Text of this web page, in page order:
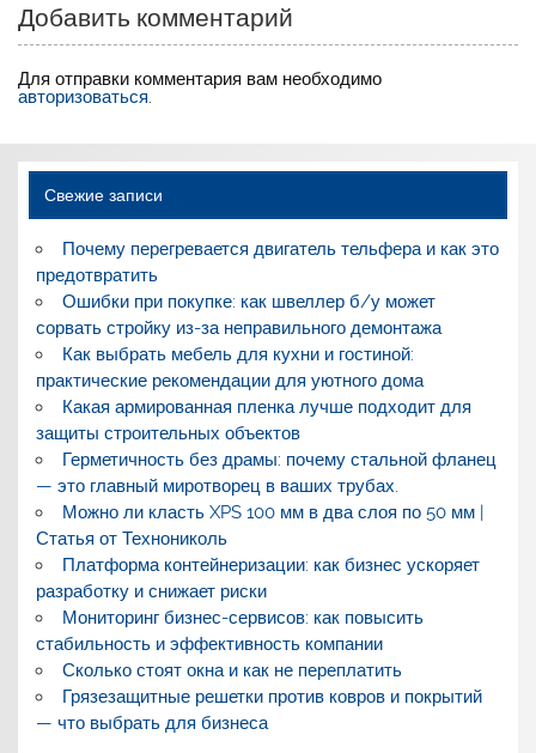
Добавить комментарий
Для отправки комментария вам необходимо
авторизоваться.
Свежие записи
Почему перегревается двигатель тельфера и как это
предотвратить
Ошибки при покупке: как швеллер б/у может
сорвать стройку из-за неправильного демонтажа
Как выбрать мебель для кухни и гостиной:
практические рекомендации для уютного дома
Какая армированная пленка лучше подходит для
защиты строительных объектов
Герметичность без драмы: почему стальной фланец
— это главный миротворец в ваших трубах.
Можно ли класть XPS 100 мм в два слоя по 50 мм |
Статья от Технониколь
Платформа контейнеризации: как бизнес ускоряет
разработку и снижает риски
Мониторинг бизнес-сервисов: как повысить
стабильность и эффективность компании
Сколько стоят окна и как не переплатить
Грязезащитные решетки против ковров и покрытий
— что выбрать для бизнеса